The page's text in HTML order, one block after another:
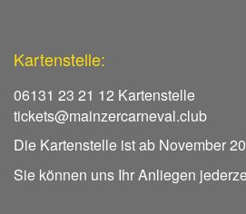
Kartenstelle:
06131 23 21 12 Kartenstelle
tickets@mainzercarneval.club
Die Kartenstelle ist ab November
Sie können uns Ihr Anliegen